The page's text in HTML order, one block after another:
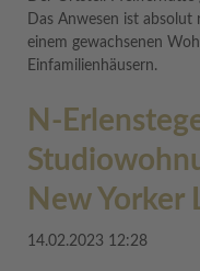
Das Anwesen ist
einem gewachsenen
Einfamilienhäusern.
N-
New Yorker
14.02.2023 12:28